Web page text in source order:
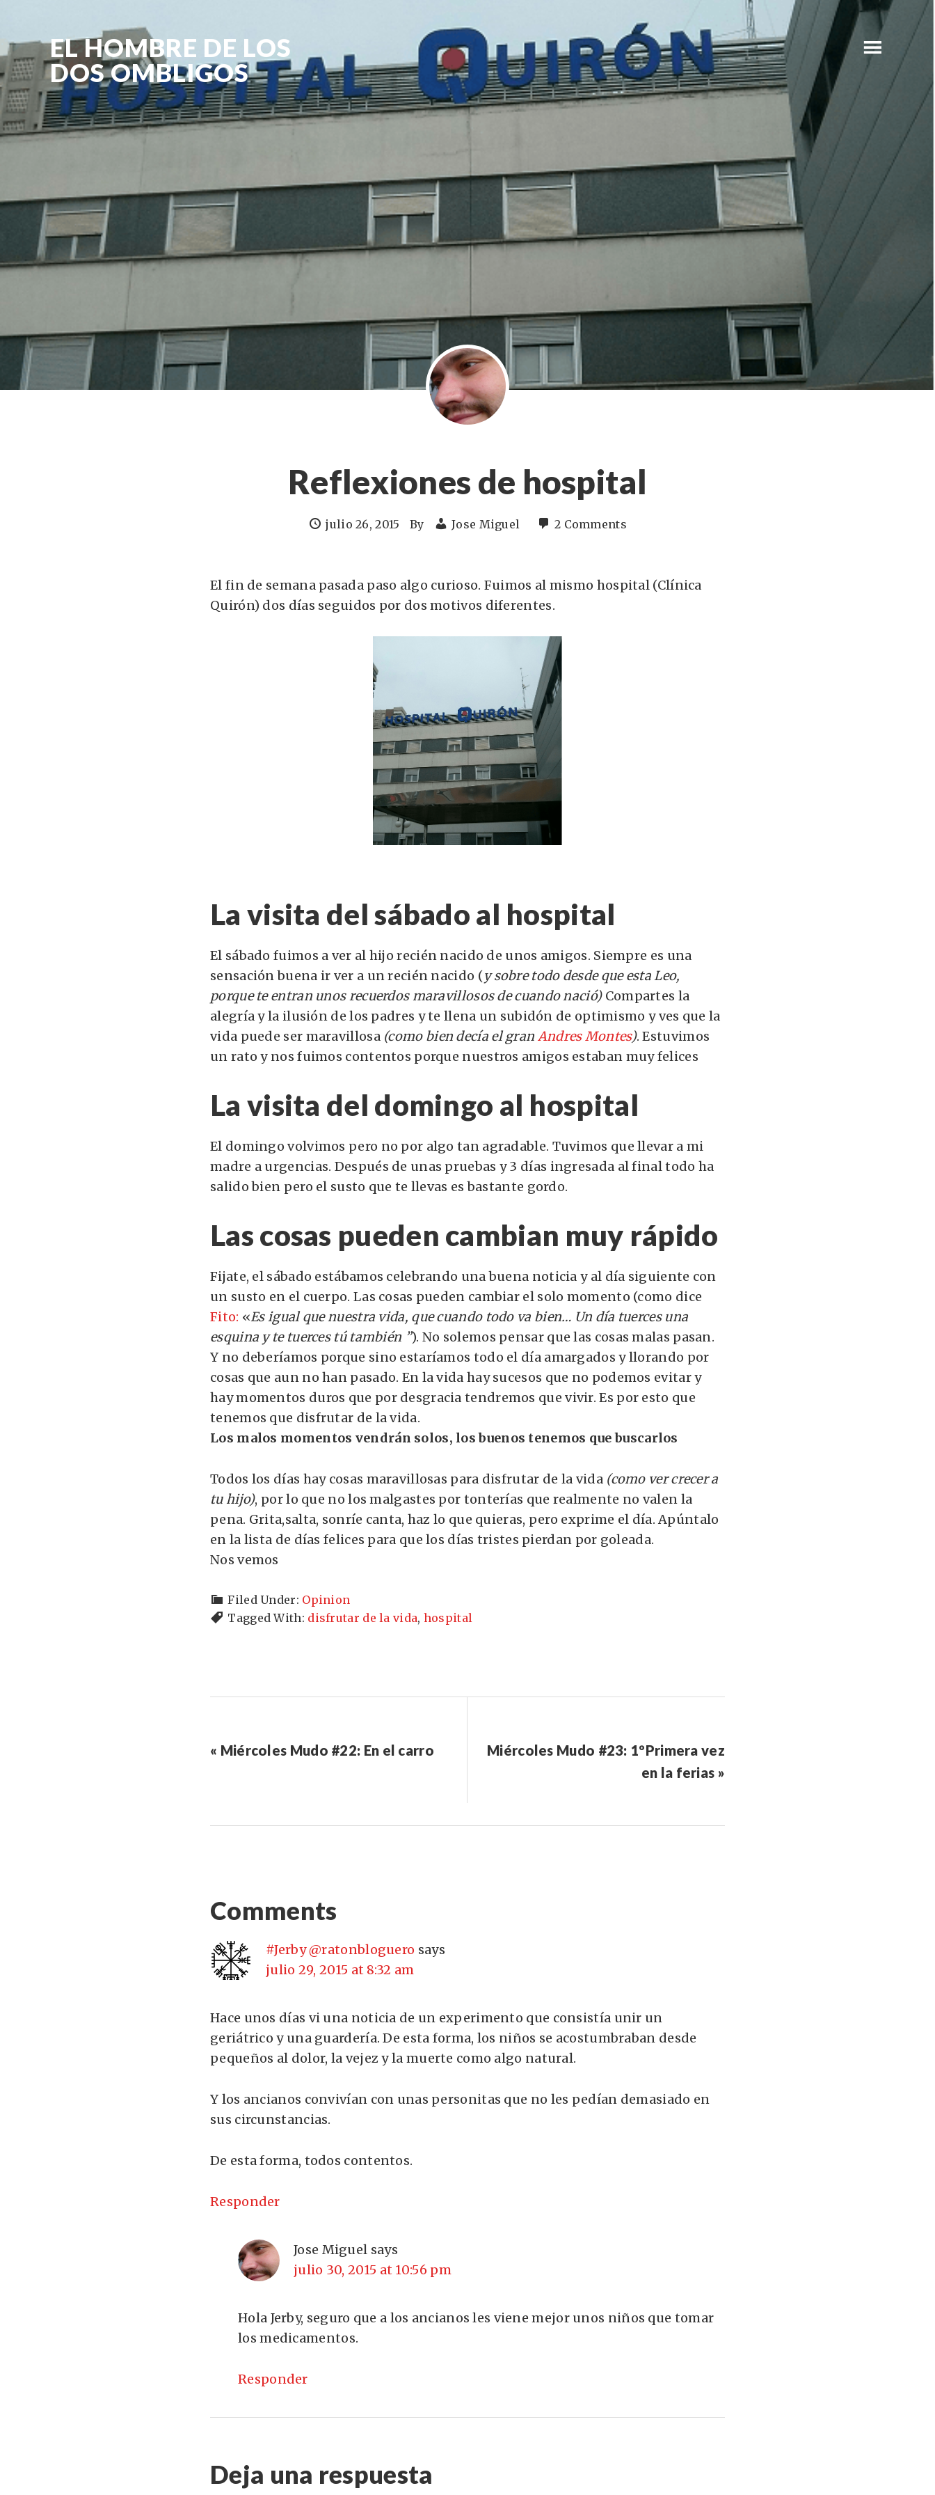
EL HOMBRE DE LOS
DOS OMBLIGOS
Reflexiones de hospital
julio 26, 2015 By Jose Miguel 2 Comments
El fin de semana pasada paso algo curioso. Fuimos al mismo hospital (Clínica
Quirón) dos días seguidos por dos motivos diferentes.
La visita del sábado al hospital
El sábado fuimos a ver al hijo recién nacido de unos amigos. Siempre es una
sensación buena ir ver a un recién nacido (y sobre todo desde que esta Leo,
porque te entran unos recuerdos maravillosos de cuando nació)Compartes la
alegría y la ilusión de los padres y te llena un subidón de optimismo y ves que la
vida puede ser maravillosa (como bien decía el gran Andres Montes). Estuvimos
un rato y nos fuimos contentos porque nuestros amigos estaban muy felices
La visita del domingo al hospital
El domingo volvimos pero no por algo tan agradable. Tuvimos que llevar a mi
madre a urgencias. Después de unas pruebas y 3 días ingresada al final todo ha
salido bien pero el susto que te llevas es bastante gordo.
Las cosas pueden cambian muy rápido
Fijate, el sábado estábamos celebrando una buena noticia y al día siguiente con
un susto en el cuerpo. Las cosas pueden cambiar el solo momento (como dice
Fito: «Es igual que nuestra vida, que cuando todo va bien… Un día tuerces una
esquina y te tuerces tú también ”). No solemos pensar que las cosas malas pasan.
Y no deberíamos porque sino estaríamos todo el día amargados y llorando por
cosas que aun no han pasado. En la vida hay sucesos que no podemos evitar y
hay momentos duros que por desgracia tendremos que vivir. Es por esto que
tenemos que disfrutar de la vida.
Los malos momentos vendrán solos, los buenos tenemos que buscarlos
Todos los días hay cosas maravillosas para disfrutar de la vida (como ver crecer a
tu hijo), por lo que no los malgastes por tonterías que realmente no valen la
pena. Grita,salta, sonríe canta, haz lo que quieras, pero exprime el día. Apúntalo
en la lista de días felices para que los días tristes pierdan por goleada.
Nos vemos
Filed Under: Opinion
Tagged With: disfrutar de la vida, hospital
« Miércoles Mudo #22: En el carro
Miércoles Mudo #23: 1ºPrimera vez
en la ferias »
Comments
#Jerby @ratonbloguero says
julio 29, 2015 at 8:32 am
Hace unos días vi una noticia de un experimento que consistía unir un
geriátrico y una guardería. De esta forma, los niños se acostumbraban desde
pequeños al dolor, la vejez y la muerte como algo natural.
Y los ancianos convivían con unas personitas que no les pedían demasiado en
sus circunstancias.
De esta forma, todos contentos.
Responder
Jose Miguel says
julio 30, 2015 at 10:56 pm
Hola Jerby, seguro que a los ancianos les viene mejor unos niños que tomar
los medicamentos.
Responder
Deja una respuesta